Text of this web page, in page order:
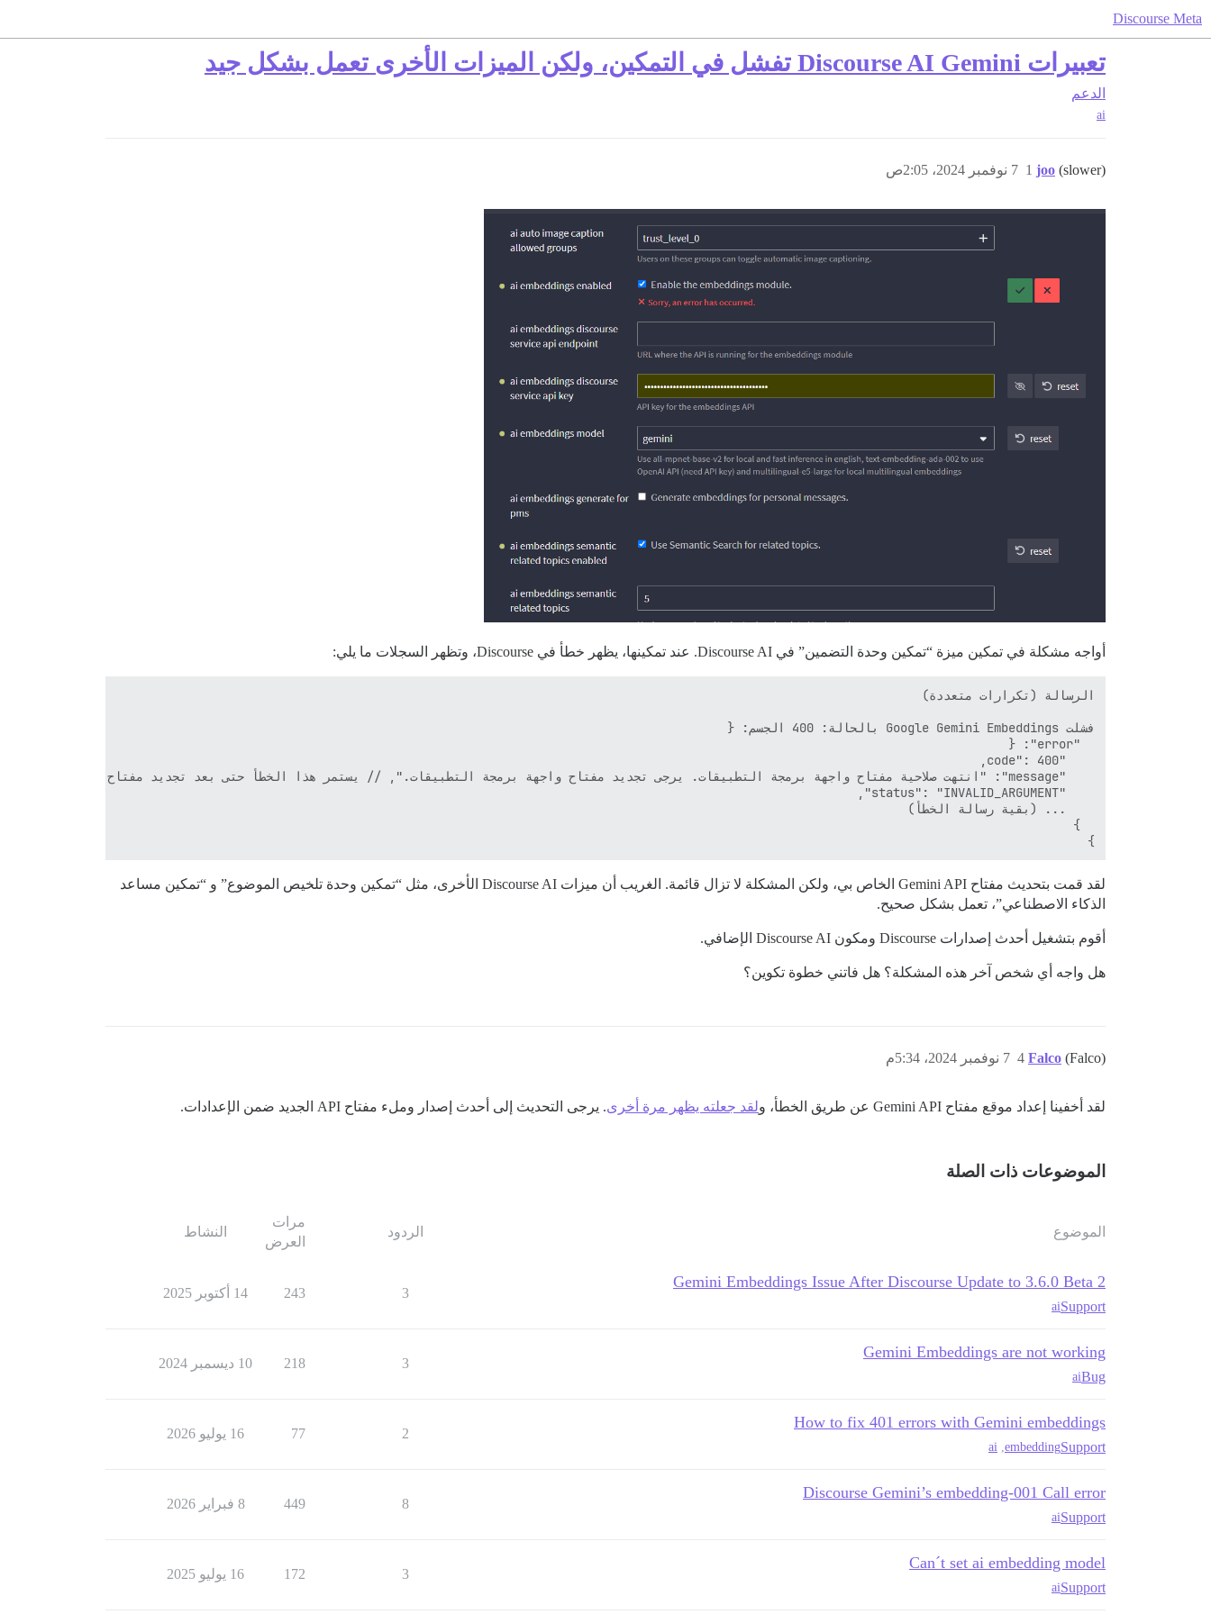
Discourse Meta
تعبيرات Discourse AI Gemini تفشل في التمكين، ولكن الميزات الأخرى تعمل بشكل جيد
الدعم
ai
joo (slower) 7 نوفمبر 2024، 2:05ص 1
أواجه مشكلة في تمكين ميزة “تمكين وحدة التضمين” في Discourse AI. عند تمكينها، يظهر خطأ في Discourse، وتظهر السجلات ما يلي:
}
لقد قمت بتحديث مفتاح Gemini API الخاص بي، ولكن المشكلة لا تزال قائمة. الغريب أن ميزات Discourse AI الأخرى، مثل “تمكين وحدة تلخيص الموضوع” و “تمكين مساعد
الذكاء الاصطناعي”، تعمل بشكل صحيح.
أقوم بتشغيل أحدث إصدارات Discourse ومكون Discourse AI الإضافي.
هل واجه أي شخص آخر هذه المشكلة؟ هل فاتني خطوة تكوين؟
Falco (Falco) 7 نوفمبر 2024، 5:34م 4
لقد أخفينا إعداد موقع مفتاح Gemini API عن طريق الخطأ، و لقد جعلته يظهر مرة أخرى. يرجى التحديث إلى أحدث إصدار وملء مفتاح API الجديد ضمن الإعدادات.
الموضوعات ذات الصلة
الموضوع الردود
مرات
العرض
النشاط
Gemini Embeddings Issue After Discourse Update to 3.6.0 Beta 2
Support
ai
3
243 14 أكتوبر 2025
Gemini Embeddings are not working
Bug
ai
3
218 10 ديسمبر 2024
How to fix 401 errors with Gemini embeddings
Support
embedding
,
ai
2
77 16 يوليو 2026
Discourse Gemini’s embedding-001 Call error
Support
ai
8
449 8 فبراير 2026
Can´t set ai embedding model
Support
ai
3
172 16 يوليو 2025